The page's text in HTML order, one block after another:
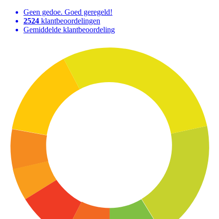
Geen gedoe. Goed geregeld!
2524 klantbeoordelingen
Gemiddelde klantbeoordeling